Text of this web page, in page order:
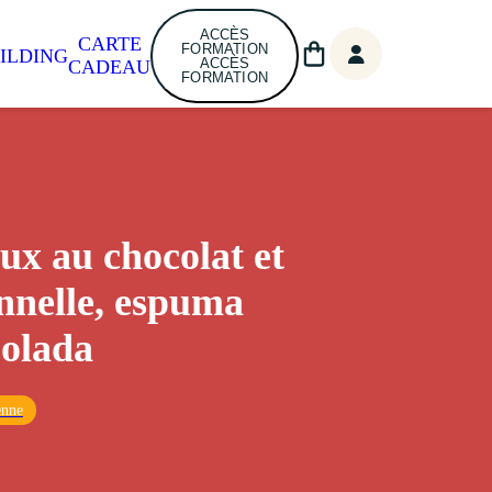
CARTE
CADEAU
ACCÈS
FORMATION
ACCÈS
FORMATION
au chocolat et
espuma